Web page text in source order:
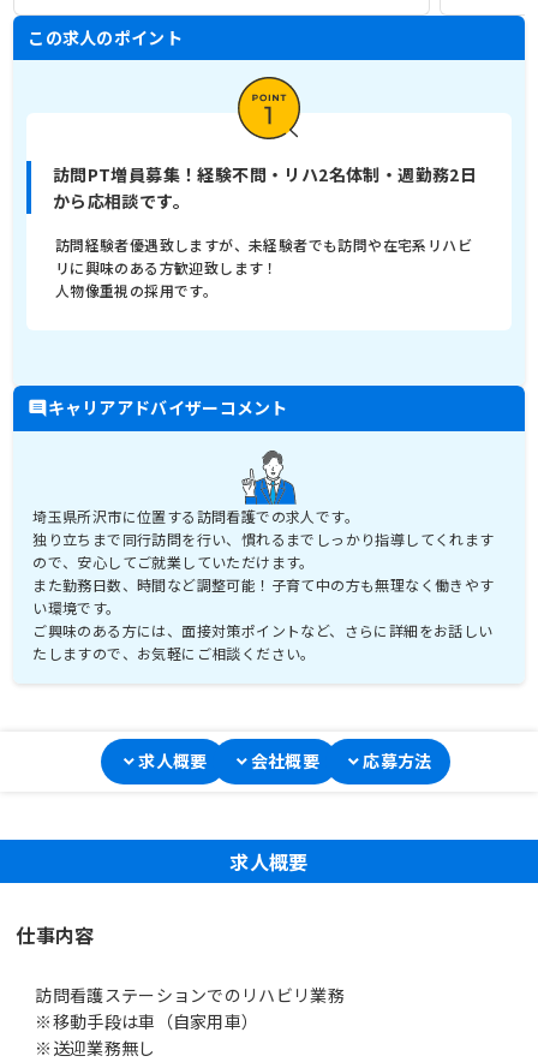
この求人のポイント
訪問PT増員募集！経験不問・リハ2名体制・週勤務2日
から応相談です。
訪問経験者優遇致しますが、未経験者でも訪問や在宅系リハビ
リに興味のある方歓迎致します！
人物像重視の採用です。
キャリアアドバイザーコメント
埼玉県所沢市に位置する訪問看護での求人です。
独り立ちまで同行訪問を行い、慣れるまでしっかり指導してくれます
ので、安心してご就業していただけます。
また勤務日数、時間など調整可能！子育て中の方も無理なく働きやす
い環境です。
ご興味のある方には、面接対策ポイントなど、さらに詳細をお話しい
たしますので、お気軽にご相談ください。
求人概要 会社概要 応募方法
求人概要
仕事内容
訪問看護ステーションでのリハビリ業務
※移動手段は車（自家用車）
※送迎業務無し